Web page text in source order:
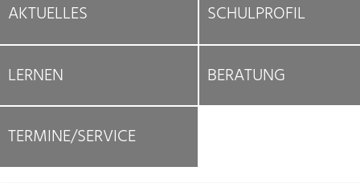
AKTUELLES SCHULPROFIL
LERNEN BERATUNG
TERMINE/SERVICE